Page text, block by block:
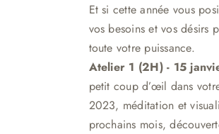
à
Et si cette année vous
vos besoins et vos désirs
toute votre puissance.
Atelier 1 (2H) - 15
petit coup d’œil dans
2023, méditation et
prochains mois,